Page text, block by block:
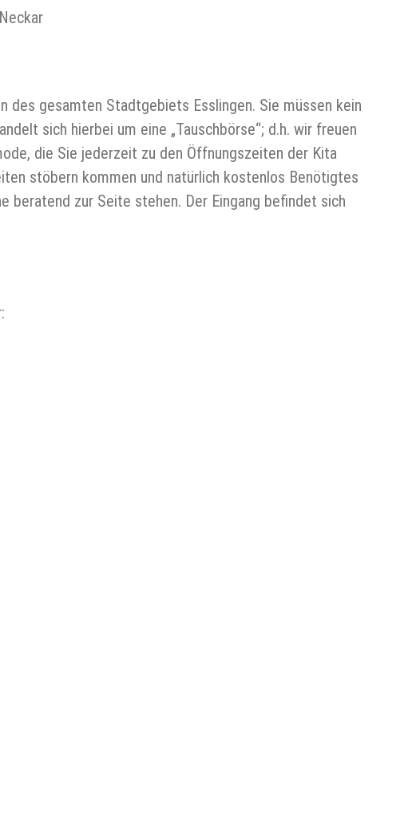
gesamten Stadtgebiets Esslingen. Sie müssen kein
sich hierbei um eine „Tauschbörse“; d.h. wir freuen
die Sie jederzeit zu den Öffnungszeiten der Kita
stöbern kommen und natürlich kostenlos Benötigtes
beratend zur Seite stehen. Der Eingang befindet sich